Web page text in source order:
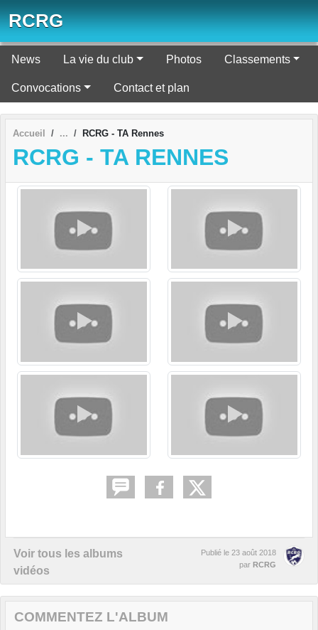
RCRG
News La vie du club Photos Classements
Convocations Contact et plan
Accueil RCRG - TA Rennes
RCRG - TA RENNES
Voir tous les albums
vidéos
Publié le 23 août 2018
par RCRG
COMMENTEZ L'ALBUM